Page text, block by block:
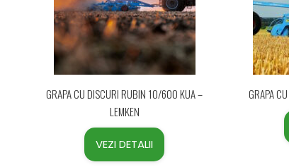
GRAPA CU DISCURI RUBIN 10/600 KUA –
LEMKEN
VEZI DETALII
GRAPA